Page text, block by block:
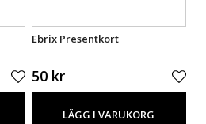
Ebrix Presentkort
50 kr
LÄGG I VARUKORG